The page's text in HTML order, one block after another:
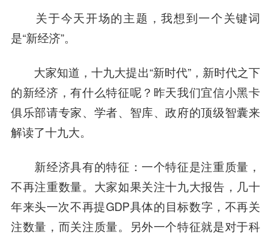
关于今天开场的主题，我想到一个关键词
是“新经济”。
大家知道，十九大提出“新时代”，新时代之下
的新经济，有什么特征呢？昨天我们宜信小黑卡
俱乐部请专家、学者、智库、政府的顶级智囊来
解读了十九大。
新经济具有的特征：一个特征是注重质量，
不再注重数量。 大家如果关注十九大报告，几十
年来头一次不再提GDP具体的目标数字，不再关
注数量，而关注质量。
另外一个特征就是对于科